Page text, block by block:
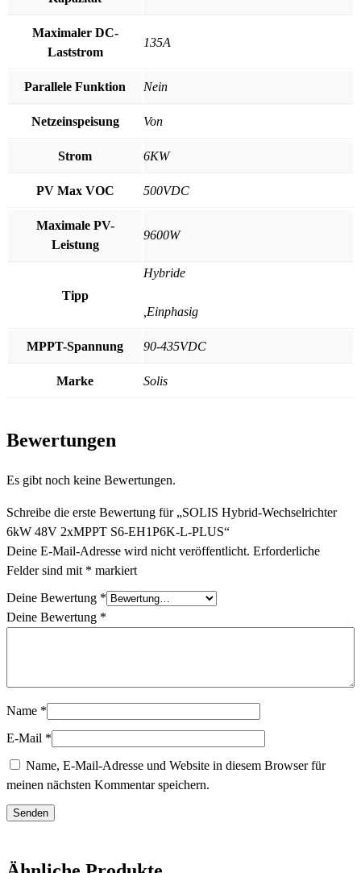
Maximaler DC-
Laststrom
135A
Parallele Funktion Nein
Netzeinspeisung Von
Strom 6KW
PV Max VOC 500VDC
Maximale PV-
Leistung
9600W
Tipp
Hybride
,Einphasig
MPPT-Spannung 90-435VDC
Marke Solis
Bewertungen
Es gibt noch keine Bewertungen.
Schreibe die erste Bewertung für „SOLIS Hybrid-Wechselrichter
6kW 48V 2xMPPT S6-EH1P6K-L-PLUS“
Deine E-Mail-Adresse wird nicht veröffentlicht. Erforderliche
Felder sind mit * markiert
Deine Bewertung *
Deine Bewertung *
Name *
E-Mail *
Name, E-Mail-Adresse und Website in diesem Browser für
meinen nächsten Kommentar speichern.